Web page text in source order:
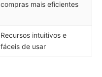
compras mais eficientes
Recursos intuitivos e
fáceis de usar